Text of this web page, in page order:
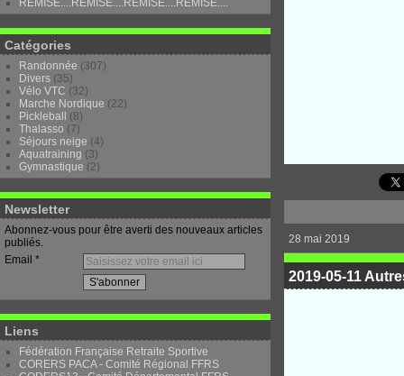
REMISE....REMISE....REMISE....REMISE....
Catégories
Randonnée (307)
Divers (35)
Vélo VTC (32)
Marche Nordique (22)
Pickleball
(8)
Thalasso (7)
Séjours neige (4)
Aquatraining (3)
Gymnastique (2)
Newsletter
Abonnez-vous pour être averti des nouveaux articles
publiés.
Email
Liens
Fédération Française Retraite Sportive
CORERS PACA - Comité Régional FFRS
28 mai 2019
2019-05-11